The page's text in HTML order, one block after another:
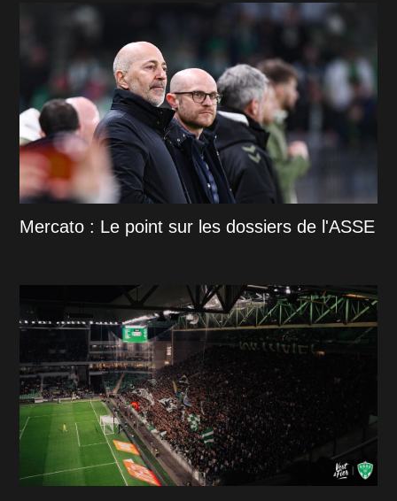
Mercato : Le point sur les dossiers de l'ASSE